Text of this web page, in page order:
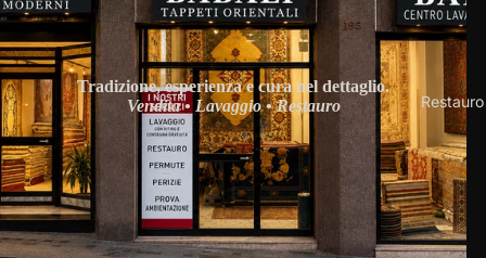
Restauro
Tradizione, esperienza e cura nel dettaglio.
Vendita • Lavaggio • Restauro